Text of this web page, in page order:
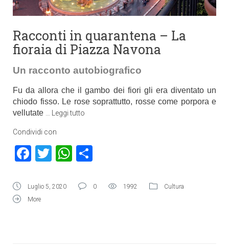
Racconti in quarantena – La
fioraia di Piazza Navona
Un racconto autobiografico
Fu da allora che il gambo dei fiori gli era diventato un
chiodo fisso. Le rose soprattutto, rosse come porpora e
vellutate
Leggi tutto
Condividi con
Facebook
TwitterWhatsApp
Luglio 5, 2020 0 1992
Cultura
More